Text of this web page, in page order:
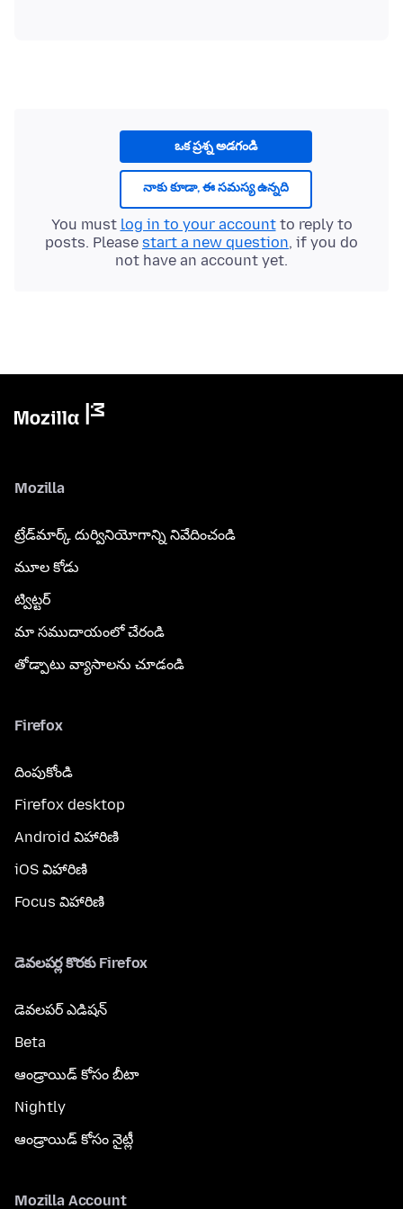
ఒక ప్రశ్న అడగండి
నాకు కూడా, ఈ సమస్య ఉన్నది
You must log in to your accountto reply to
posts. Please start a new question, if you do
not have an account yet.
Mozilla
ట్రేడ్‌మార్క్ దుర్వినియోగాన్ని నివేదించండి
మూల కోడు
ట్విట్టర్
మా సముదాయంలో చేరండి
తోడ్పాటు వ్యాసాలను చూడండి
Firefox
దింపుకోండి
Firefox desktop
Android విహారిణి
iOS విహారిణి
Focus విహారిణి
డెవలపర్ల కొరకు Firefox
డెవలపర్ ఎడిషన్
Beta
ఆండ్రాయిడ్ కోసం బీటా
Nightly
ఆండ్రాయిడ్ కోసం నైట్లీ
Mozilla Account